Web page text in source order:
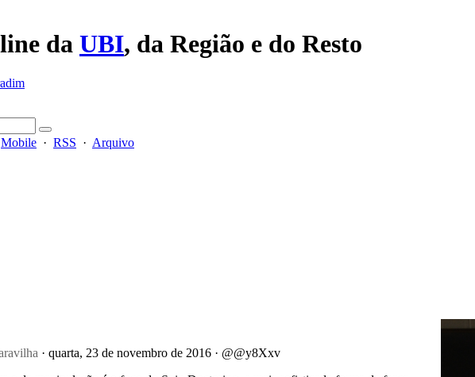
da UBI, da Região e do Resto
Mobile · RSS · Arquivo
· quarta, 23 de novembro de 2016 · @@y8Xxv